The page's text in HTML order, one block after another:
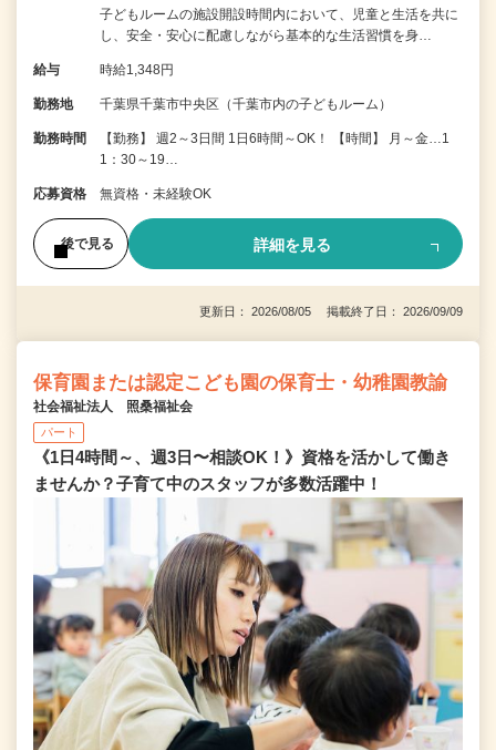
子どもルームの施設開設時間内において、児童と生活を共に
し、安全・安心に配慮しながら基本的な生活習慣を身…
給与 時給1,348円
勤務地 千葉県千葉市中央区（千葉市内の子どもルーム）
勤務時間
【勤務】 週2～3日間 1日6時間～OK！ 【時間】 月～金…1
1：30～19…
応募資格 無資格・未経験OK
後で見る 詳細を見る
更新日： 2026/08/05 掲載終了日： 2026/09/09
保育園または認定こども園の保育士・幼稚園教諭
社会福祉法人 照桑福祉会
パート
《1日4時間～、週3日〜相談OK！》資格を活かして働き
ませんか？子育て中のスタッフが多数活躍中！